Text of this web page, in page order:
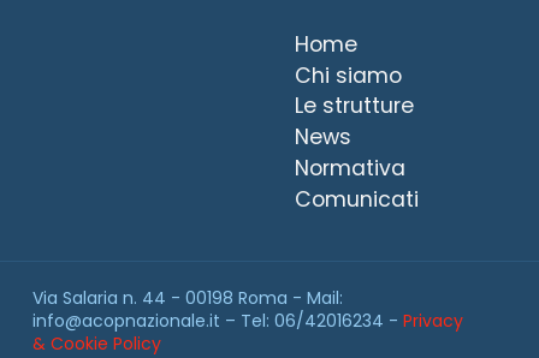
Home
Chi siamo
Le strutture
News
Normativa
Comunicati
Via Salaria n. 44 - 00198 Roma - Mail:
info@acopnazionale.it – Tel: 06/42016234 - Privacy
& Cookie Policy